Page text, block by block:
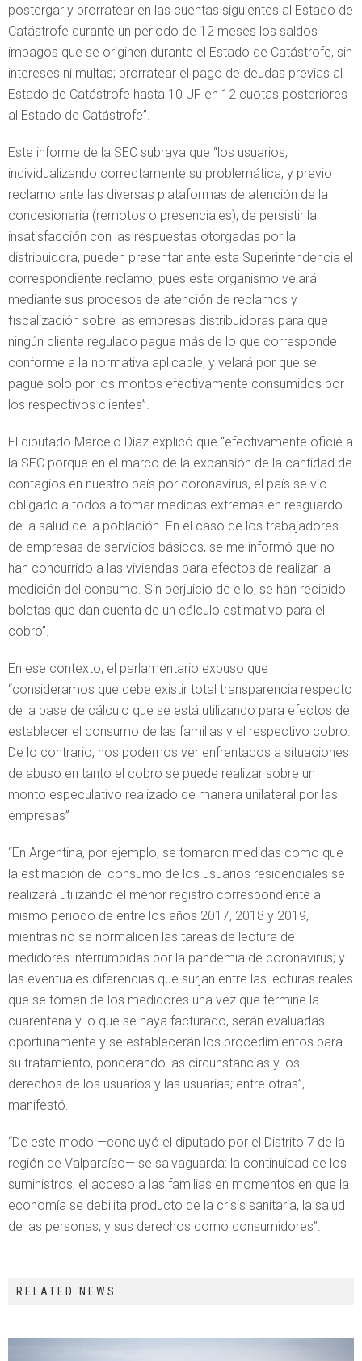
postergar y prorratear en las cuentas siguientes al Estado de
Catástrofe durante un periodo de 12 meses los saldos
impagos que se originen durante el Estado de Catástrofe, sin
intereses ni multas; prorratear el pago de deudas previas al
Estado de Catástrofe hasta 10 UF en 12 cuotas posteriores
al Estado de Catástrofe”.
Este informe de la SEC subraya que “los usuarios,
individualizando correctamente su problemática, y previo
reclamo ante las diversas plataformas de atención de la
concesionaria (remotos o presenciales), de persistir la
insatisfacción con las respuestas otorgadas por la
distribuidora, pueden presentar ante esta Superintendencia el
correspondiente reclamo; pues este organismo velará
mediante sus procesos de atención de reclamos y
fiscalización sobre las empresas distribuidoras para que
ningún cliente regulado pague más de lo que corresponde
conforme a la normativa aplicable, y velará por que se
pague solo por los montos efectivamente consumidos por
los respectivos clientes”.
El diputado Marcelo Díaz explicó que “efectivamente oficié a
la SEC porque en el marco de la expansión de la cantidad de
contagios en nuestro país por coronavirus, el país se vio
obligado a todos a tomar medidas extremas en resguardo
de la salud de la población. En el caso de los trabajadores
de empresas de servicios básicos, se me informó que no
han concurrido a las viviendas para efectos de realizar la
medición del consumo. Sin perjuicio de ello, se han recibido
boletas que dan cuenta de un cálculo estimativo para el
cobro”.
En ese contexto, el parlamentario expuso que
“consideramos que debe existir total transparencia respecto
de la base de cálculo que se está utilizando para efectos de
establecer el consumo de las familias y el respectivo cobro.
De lo contrario, nos podemos ver enfrentados a situaciones
de abuso en tanto el cobro se puede realizar sobre un
monto especulativo realizado de manera unilateral por las
empresas”
“En Argentina, por ejemplo, se tomaron medidas como que
la estimación del consumo de los usuarios residenciales se
realizará utilizando el menor registro correspondiente al
mismo periodo de entre los años 2017, 2018 y 2019,
mientras no se normalicen las tareas de lectura de
medidores interrumpidas por la pandemia de coronavirus; y
las eventuales diferencias que surjan entre las lecturas reales
que se tomen de los medidores una vez que termine la
cuarentena y lo que se haya facturado, serán evaluadas
oportunamente y se establecerán los procedimientos para
su tratamiento, ponderando las circunstancias y los
derechos de los usuarios y las usuarias; entre otras”,
manifestó.
“De este modo —concluyó el diputado por el Distrito 7 de la
región de Valparaíso— se salvaguarda: la continuidad de los
suministros; el acceso a las familias en momentos en que la
economía se debilita producto de la crisis sanitaria, la salud
de las personas; y sus derechos como consumidores”.
RELATED NEWS